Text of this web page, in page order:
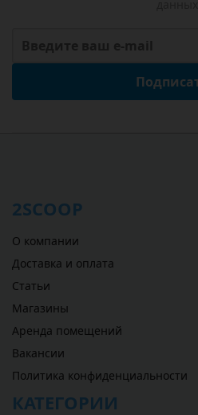
2SCOOP
О компании
Доставка и оплата
Статьи
Магазины
Аренда помещений
Вакансии
Политика конфиденциальности
КАТЕГОРИИ